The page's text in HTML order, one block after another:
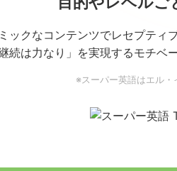
ックなコンテンツでレセプティ
継続は力なり」を実現するモチベ
※スーパー英語はエル・